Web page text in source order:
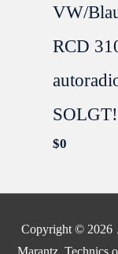
VW/
RCD
SOLGT!
$0
Copyright © 2026